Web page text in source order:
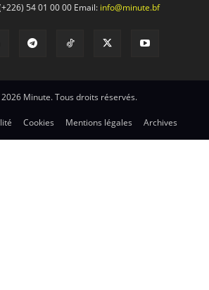
54 01 00 00 Email: info@minute.bf
Minute. Tous droits réservés.
Cookies Mentions légales Archives